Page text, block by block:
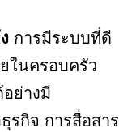
การมีระบบที่ดี
ในครอบครัว
ย่างมี
รกิจ การสื่อสาร